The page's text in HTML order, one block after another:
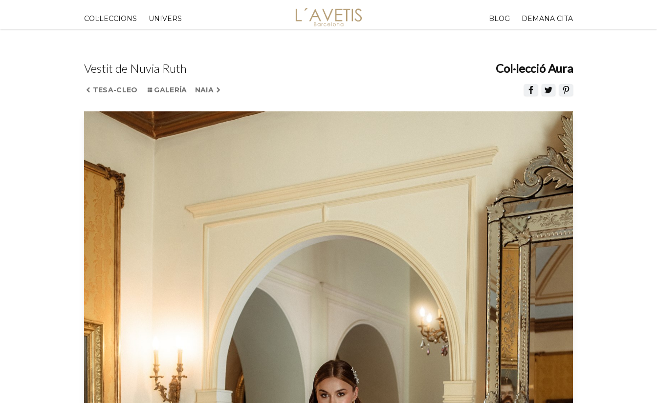
content
COL·LECCIONS UNIVERS BLOG DEMANA CITA
Vestit de Nuvia Ruth Col·lecció Aura
TESA-CLEO GALERÍA NAIA